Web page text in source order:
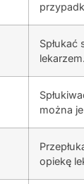
lekarzem.
można
opiekę